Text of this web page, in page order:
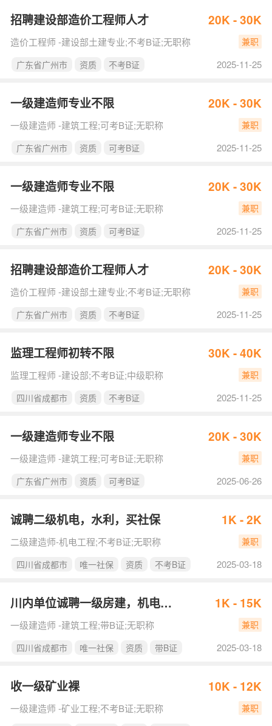
招聘建设部造价工程师人才 20K - 30K
造价工程师 -建设部土建专业;不考B证;无职称
兼职
广东省广州市
资质 不考B证 2025-11-25
一级建造师专业不限 20K - 30K
一级建造师 -建筑工程;可考B证;无职称
兼职
广东省广州市
资质 可考B证 2025-11-25
一级建造师专业不限 20K - 30K
一级建造师 -建筑工程;可考B证;无职称
兼职
广东省广州市
资质 可考B证 2025-11-25
招聘建设部造价工程师人才 20K - 30K
造价工程师 -建设部土建专业;不考B证;无职称
兼职
广东省广州市
资质 不考B证 2025-11-25
监理工程师初转不限 30K - 40K
监理工程师 -建设部;不考B证;中级职称
兼职
四川省成都市
资质 不考B证 2025-11-25
一级建造师专业不限 20K - 30K
一级建造师 -建筑工程;可考B证;无职称
兼职
广东省广州市
资质 可考B证 2025-06-26
诚聘二级机电，水利，买社保 1K - 2K
二级建造师-机电工程;不考B证;无职称
兼职
四川省成都市
唯一社保 资质 不考B证 2025-03-18
川内单位诚聘一级房建，机电，市政，唯一社保 1K - 15K
一级建造师 -建筑工程;带B证;无职称
兼职
四川省成都市
唯一社保 资质 带B证 2025-03-18
收一级矿业裸 10K - 12K
一级建造师 -矿业工程;不考B证;无职称
兼职